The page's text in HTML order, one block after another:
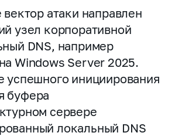
вектор атаки направлен
узел корпоративной
DNS, например
Windows Server 2025.
успешного инициирования
буфера
сервере
локальный DNS